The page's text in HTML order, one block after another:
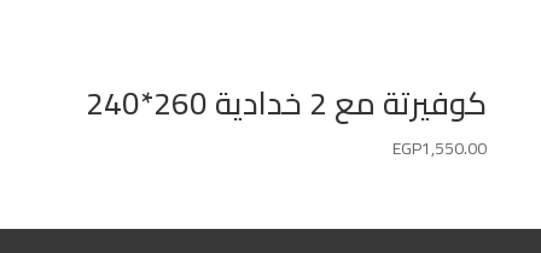
كوفيرتة مع 2 خدادية 260*240
EGP1,550.00